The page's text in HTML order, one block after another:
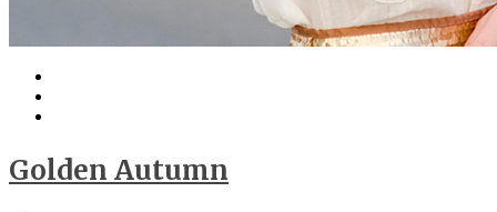
Golden Autumn